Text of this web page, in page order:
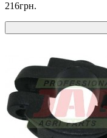
216грн.